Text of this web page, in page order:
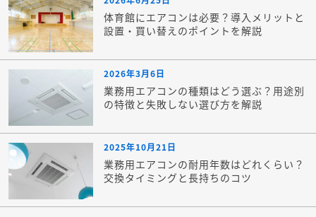
体育館にエアコンは必要？導入メリットと
設置・買い替えのポイントを解説
2026年3月6日
業務用エアコンの種類はどう選ぶ？用途別
の特徴と失敗しない選び方を解説
2025年10月21日
業務用エアコンの耐用年数はどれくらい？
交換タイミングと長持ちのコツ